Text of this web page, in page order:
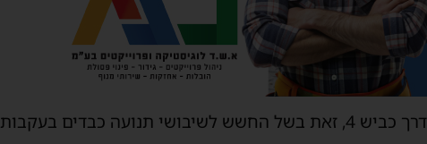
בנוסף, הקווים ייסעו דרך כביש 20 (נתיבי איילון) ולא דרך כביש 4, זאת בשל החשש לשיבושי תנועה כבדים בעקבות